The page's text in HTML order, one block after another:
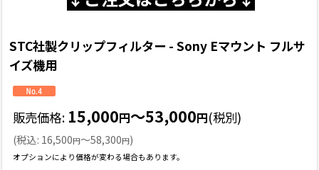
STC社製クリップフィルター - Sony Eマウント フルサ
イズ機用
販売価格: 15,000円～53,000円(税別)
(税込: 16,500円～58,300円)
オプションにより価格が変わる場合もあります。